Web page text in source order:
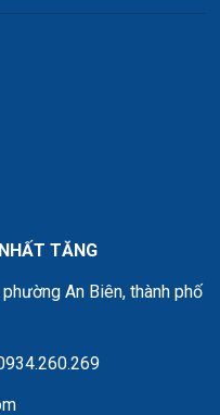
TĂNG
An Biên, thành phố